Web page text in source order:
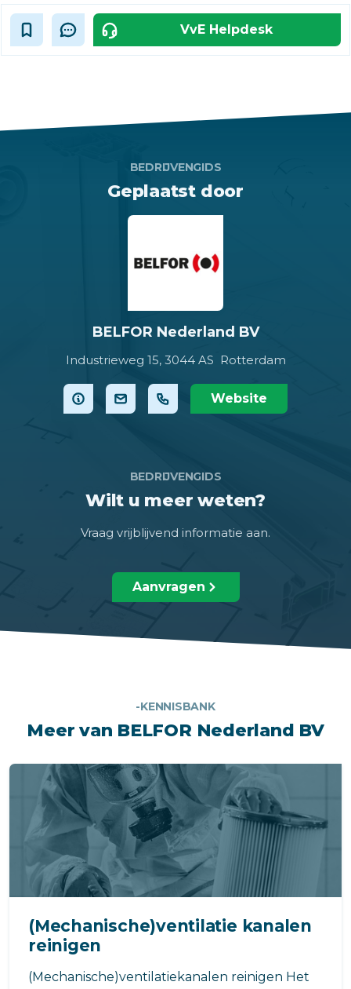
VvE Helpdesk
BEDRIJVENGIDS
Geplaatst door
BELFOR Nederland BV
Industrieweg 15, 3044 AS Rotterdam
Website
BEDRIJVENGIDS
Wilt u meer weten?
Vraag vrijblijvend informatie aan.
Aanvragen
-KENNISBANK
Meer van BELFOR Nederland BV
(Mechanische)ventilatie kanalen
reinigen
(Mechanische)ventilatiekanalen reinigen Het